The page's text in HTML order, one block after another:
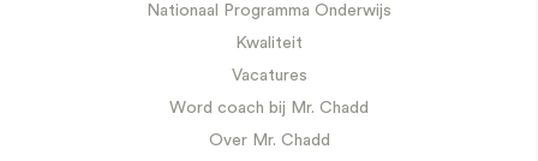
Nationaal Programma Onderwijs
Kwaliteit
Vacatures
Word coach bij Mr. Chadd
Over Mr. Chadd